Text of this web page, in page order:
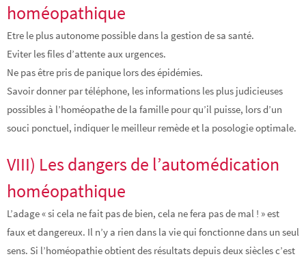
homéopathique
Etre le plus autonome possible dans la gestion de sa santé.
Eviter les files d’attente aux urgences.
Ne pas être pris de panique lors des épidémies.
Savoir donner par téléphone, les informations les plus judicieuses
possibles à l’homéopathe de la famille pour qu’il puisse, lors d’un
souci ponctuel, indiquer le meilleur remède et la posologie optimale.
VIII) Les dangers de l’automédication
homéopathique
L’adage « si cela ne fait pas de bien, cela ne fera pas de mal ! » est
faux et dangereux. Il n’y a rien dans la vie qui fonctionne dans un seul
sens. Si l’homéopathie obtient des résultats depuis deux siècles c’est